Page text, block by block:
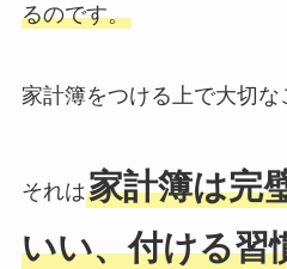
るのです。
家計簿をつける上で大切な
それは家計簿は完
いい、付ける習